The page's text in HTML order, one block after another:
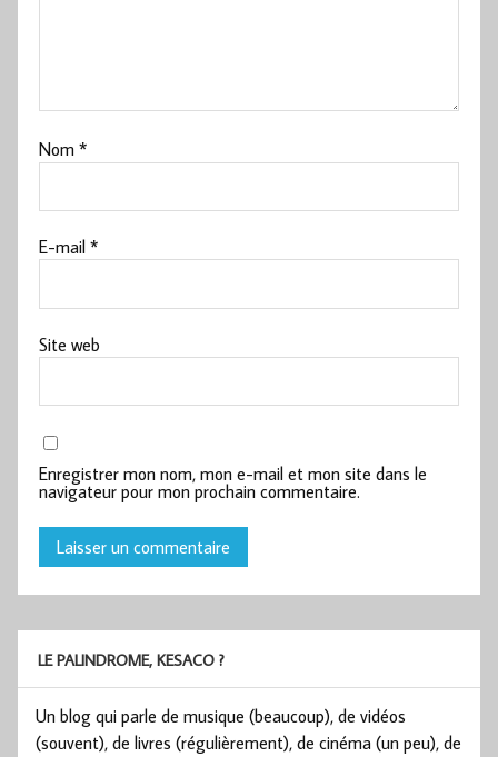
Nom*
E-mail*
Site web
Enregistrer mon nom, mon e-mail et mon site dans le
navigateur pour mon prochain commentaire.
LE PALINDROME, KESACO ?
Un blog qui parle de musique (beaucoup), de vidéos
(souvent), de livres (régulièrement), de cinéma (un peu), de